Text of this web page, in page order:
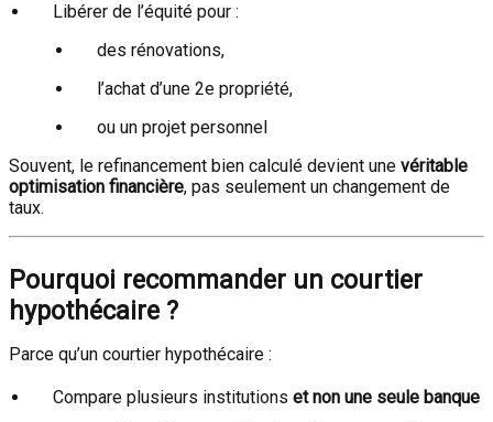
Libérer de l’équité pour :
des rénovations,
l’achat d’une 2e propriété,
ou un projet personnel
Souvent, le refinancement bien calculé devient une véritable
optimisation financière, pas seulement un changement de
taux.
Pourquoi recommander un courtier
hypothécaire ?
Parce qu’un courtier hypothécaire :
Compare plusieurs institutions et non une seule banque